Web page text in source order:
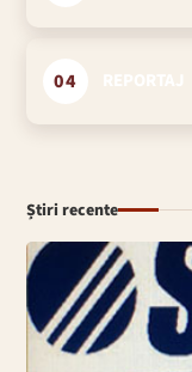
04
Știri recente